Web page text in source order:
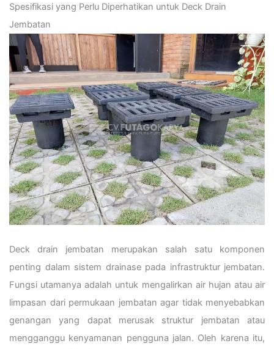
Spesifikasi yang Perlu Diperhatikan untuk Deck Drain
Jembatan
Deck drain jembatan merupakan salah satu komponen
penting dalam sistem drainase pada infrastruktur jembatan.
Fungsi utamanya adalah untuk mengalirkan air hujan atau air
limpasan dari permukaan jembatan agar tidak menyebabkan
genangan yang dapat merusak struktur jembatan atau
mengganggu kenyamanan pengguna jalan. Oleh karena itu,